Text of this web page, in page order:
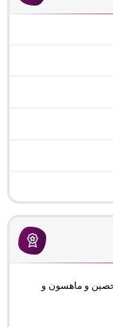
حصین و ماهسون و